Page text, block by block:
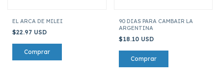
EL ARCA DE MILEI
$22.97 USD
90 DIAS PARA CAMBAIR LA
ARGENTINA
$18.10 USD